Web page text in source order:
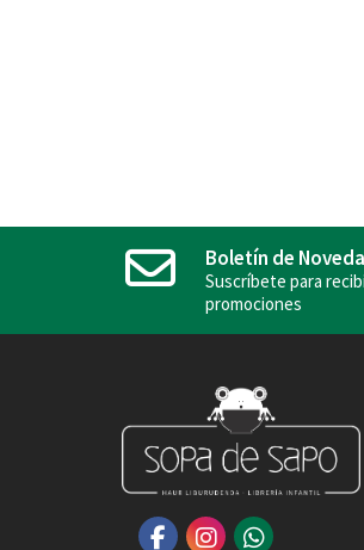
Boletín de
Suscríbete para
promociones